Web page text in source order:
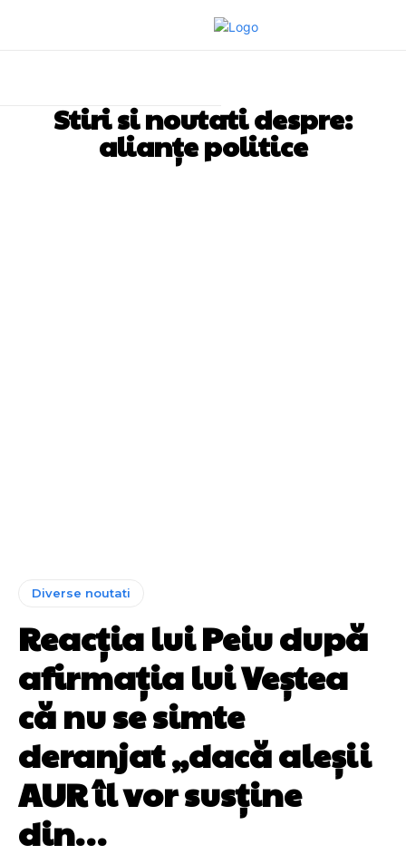
Stiri si noutati despre:
alianțe politice
Diverse noutati
Reacția lui Peiu după
afirmația lui Veștea
că nu se simte
deranjat „dacă aleșii
AUR îl vor susține
din…